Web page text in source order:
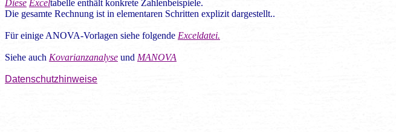
Diese Exceltabelle enthält konkrete Zahlenbeispiele.
Die gesamte Rechnung ist in elementaren Schritten explizit dargestellt..
Für einige ANOVA-Vorlagen siehe folgende Exceldatei.
Siehe auch Kovarianzanalyse und MANOVA
Datenschutzhinweise